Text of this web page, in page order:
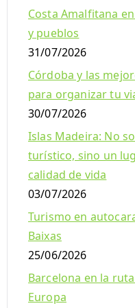
Costa Amalfitana
y pueblos
31/07/2026
Córdoba y las
para organizar tu
30/07/2026
Islas Madeira: No
turístico, sino un
calidad de vida
03/07/2026
Turismo en
Baixas
25/06/2026
Barcelona en la
Europa